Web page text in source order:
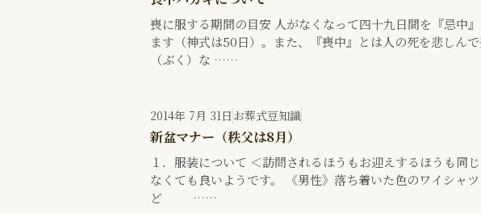
喪に服する期間の目安 人がなくなって四十九日間を『忌中
ます（神式は50日）。また、『喪中』とは人の死を悲しん
（ぶく）な ……
2014年 7月 31日 お葬式豆知識
新盆マナー（秩父は8月）
１．服装について ＜訪問されるほうもお迎えするほうも同
なくても良いようです。 《男性》落ち着いた色のワイシャ
ど ……